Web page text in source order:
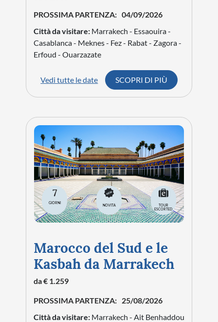
PROSSIMA PARTENZA: 04/09/2026
Città da visitare: Marrakech - Essaouira -
Casablanca - Meknes - Fez - Rabat - Zagora -
Erfoud - Ouarzazate
Vedi tutte le date SCOPRI DI PIÙ
7
GIORNI
NOVITA
TOUR
ESCORTED
Marocco del Sud e le
Kasbah da Marrakech
da € 1.259
PROSSIMA PARTENZA: 25/08/2026
Città da visitare: Marrakech - Ait Benhaddou